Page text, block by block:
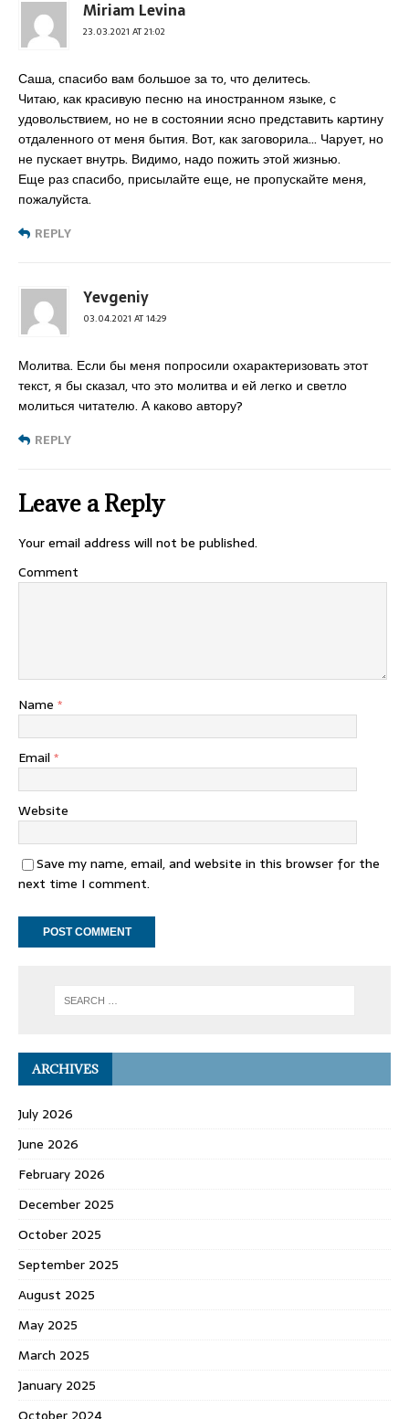
Miriam Levina
23.03.2021 AT 21:02
Саша, спасибо вам большое за то, что делитесь.
Читаю, как красивую песню на иностранном языке, с
удовольствием, но не в состоянии ясно представить картину
отдаленного от меня бытия. Вот, как заговорила… Чарует, но
не пускает внутрь. Видимо, надо пожить этой жизнью.
Еще раз спасибо, присылайте еще, не пропускайте меня,
пожалуйста.
REPLY
Yevgeniy
03.04.2021 AT 14:29
Молитва. Если бы меня попросили охарактеризовать этот
текст, я бы сказал, что это молитва и ей легко и светло
молиться читателю. А каково автору?
REPLY
Leave a Reply
Your email address will not be published.
Comment
Name *
Email *
Website
Save my name, email, and website in this browser for the
next time I comment.
ARCHIVES
July 2026
June 2026
February 2026
December 2025
October 2025
September 2025
August 2025
May 2025
March 2025
January 2025